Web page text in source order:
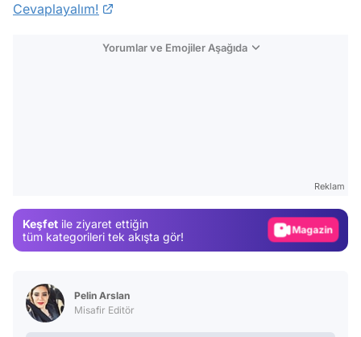
Cevaplayalım!
Yorumlar ve Emojiler Aşağıda
Reklam
Keşfet ile ziyaret ettiğin
tüm kategorileri tek akışta gör!
Video
Pelin Arslan
Misafir Editör